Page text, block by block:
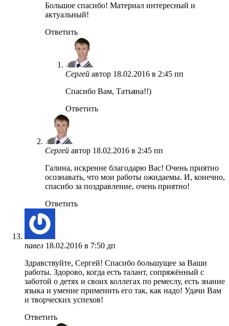
Большое спасибо! Материал интересный и
актуальный!
Ответить
Сергей автор 18.02.2016 в 2:45 пп
Спасибо Вам, Татьяна!!)
Ответить
Сергей автор 18.02.2016 в 2:45 пп
Галина, искренне благодарю Вас! Очень приятно
осознавать, что мои работы ожидаемы. И, конечно,
спасибо за поздравление, очень приятно!
Ответить
павел 18.02.2016 в 7:50 дп
Здравствуйте, Сергей! Спасибо большущее за Ваши
работы. Здорово, когда есть талант, сопряжённый с
заботой о детях и своих коллегах по ремеслу, есть знание
языка и умение применить его так, как надо! Удачи Вам
и творческих успехов!
Ответить